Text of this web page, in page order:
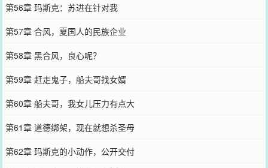
第56章 玛斯克：苏进在针对我
第57章 合风，夏国人的民族企业
第58章 黑合风，良心呢？
第59章 赶走鬼子，船夫哥找女婿
第60章 船夫哥，我女儿压力有点大
第61章 道德绑架，现在就想杀圣母
第62章 玛斯克的小动作，公开交付